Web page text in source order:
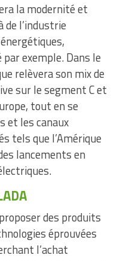
la modernité et
de l’industrie
exemple. Dans le
relèvera son mix de
sur le segment C et
tout en se
et les canaux
tels que l’Amérique
lancements en
des produits
éprouvées
l’achat